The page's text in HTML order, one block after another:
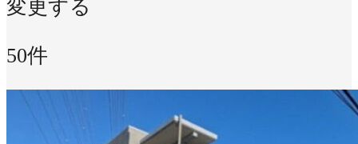
変更する
50件